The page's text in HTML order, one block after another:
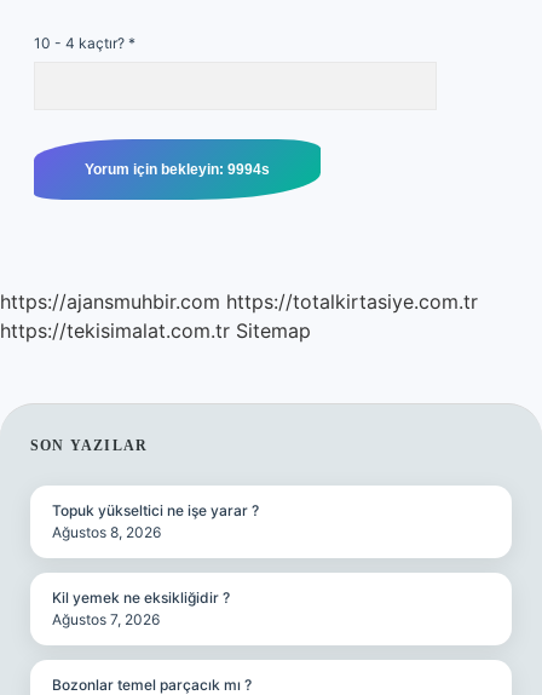
10 - 4 kaçtır? *
https://ajansmuhbir.com https://totalkirtasiye.com.tr
https://tekisimalat.com.tr Sitemap
SIDEBAR
SON YAZILAR
Topuk yükseltici ne işe yarar ?
Ağustos 8, 2026
Kil yemek ne eksikliğidir ?
Ağustos 7, 2026
Bozonlar temel parçacık mı ?